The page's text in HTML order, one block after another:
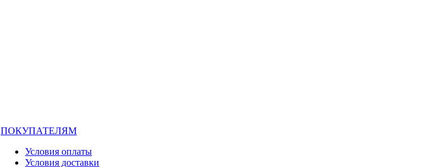
ПОКУПАТЕЛЯМ
Условия оплаты
Условия доставки